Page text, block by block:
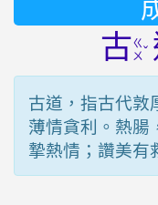
古ㄍ
ㄨˇ
古道，指古代敦
薄情貪利。熱腸
摯熱情；讚美有